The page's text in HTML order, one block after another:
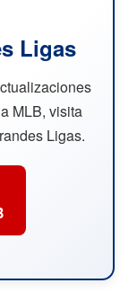
Ligas
MLB, visita
Ligas.